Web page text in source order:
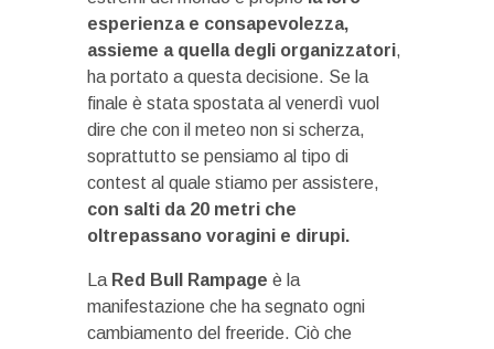
esperienza e consapevolezza,
assieme a quella degli organizzatori,
ha portato a questa decisione. Se la
finale è stata spostata al venerdì vuol
dire che con il meteo non si scherza,
soprattutto se pensiamo al tipo di
contest al quale stiamo per assistere,
con salti da 20 metri che
oltrepassano voragini e dirupi.
La Red Bull Rampage è la
manifestazione che ha segnato ogni
cambiamento del freeride. Ciò che